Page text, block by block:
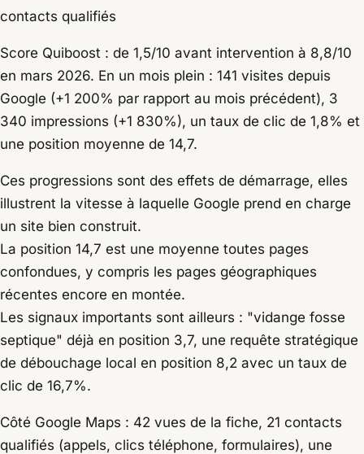
contacts qualifiés
Score Quiboost : de 1,5/10 avant intervention à 8,8/10
en mars 2026. En un mois plein : 141 visites depuis
Google (+1 200% par rapport au mois précédent), 3
340 impressions (+1 830%), un taux de clic de 1,8% et
une position moyenne de 14,7.
Ces progressions sont des effets de démarrage, elles
illustrent la vitesse à laquelle Google prend en charge
un site bien construit.
La position 14,7 est une moyenne toutes pages
confondues, y compris les pages géographiques
récentes encore en montée.
Les signaux importants sont ailleurs : "vidange fosse
septique" déjà en position 3,7, une requête stratégique
de débouchage local en position 8,2 avec un taux de
clic de 16,7%.
Côté Google Maps : 42 vues de la fiche, 21 contacts
qualifiés (appels, clics téléphone, formulaires), une